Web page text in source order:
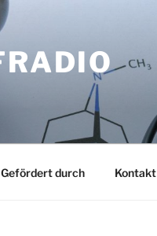
Gefördert durch Kontakt